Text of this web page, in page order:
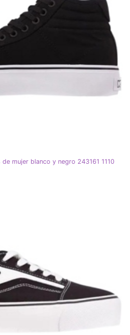
mujer blanco y negro 243161 1110